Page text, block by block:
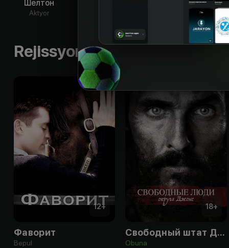
Шелтон
Aktyor
Rejissyorning boshqa ishlari
12+
Фаворит
Bepul
18+
Свободный штат Джонса
Obuna